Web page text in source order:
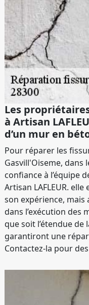
Les
à Artisan
d’un mur en
Pour réparer les
Gasvill'Oiseme, dans
confiance à l’équipe
Artisan LAFLEUR.
son expérience, mais
dans l’exécution des
que soit l’étendue de
garantiront une
Contactez-la pour